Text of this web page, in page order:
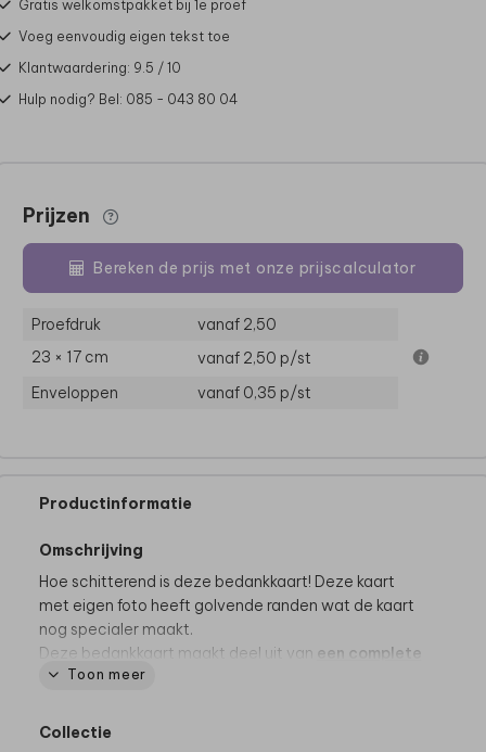
Gratis welkomstpakket bij 1e proef
Voeg eenvoudig eigen tekst toe
Klantwaardering: 9.5 / 10
Hulp nodig? Bel: 085 - 043 80 04
Prijzen
Bereken de prijs met onze prijscalculator
Proefdruk
vanaf 2,50
23 × 17 cm
vanaf 2,50 p/st
Enveloppen
vanaf 0,35 p/st
Productinformatie
Omschrijving
Hoe schitterend is deze bedankkaart! Deze kaart
met eigen foto heeft golvende randen wat de kaart
nog specialer maakt.
Deze bedankkaart maakt deel uit van een complete
set in deze stijl.
Toon meer
Collectie